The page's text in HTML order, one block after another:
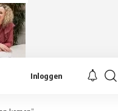
Inloggen